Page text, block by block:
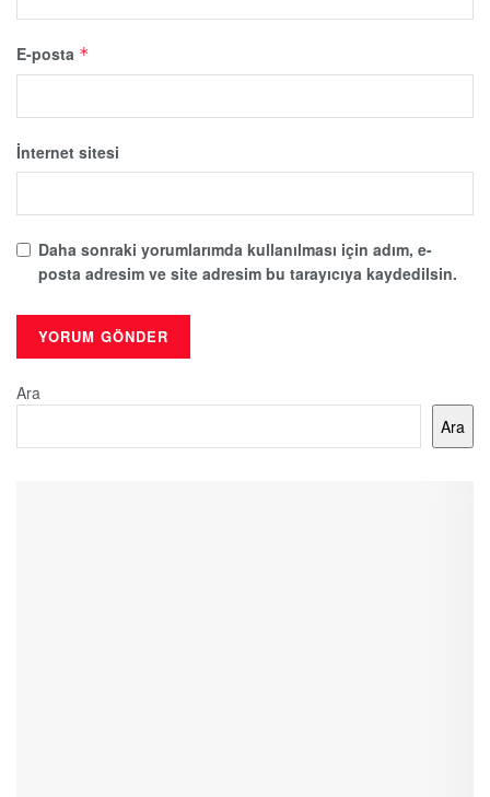
E-posta *
İnternet sitesi
Daha sonraki yorumlarımda kullanılması için adım, e-
posta adresim ve site adresim bu tarayıcıya kaydedilsin.
Ara
Ara